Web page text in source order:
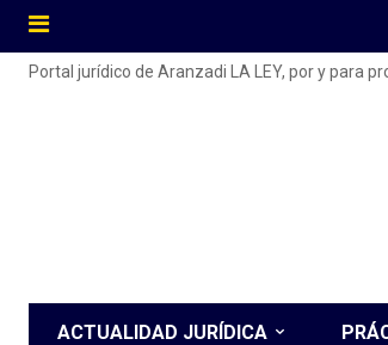
Portal jurídico de Aranzadi LA LEY, por y para
ACTUALIDAD JURÍDICA